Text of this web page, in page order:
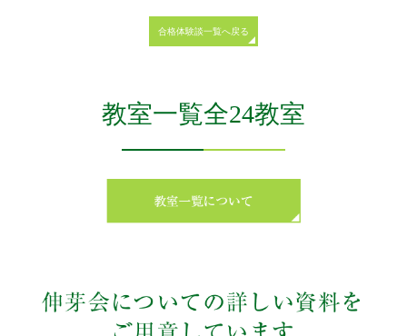
合格体験談一覧へ戻る
教室一覧全24教室